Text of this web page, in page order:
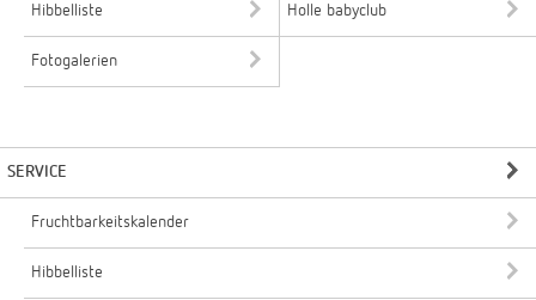
Hibbelliste Holle babyclub
Fotogalerien
SERVICE
Fruchtbarkeitskalender
Hibbelliste